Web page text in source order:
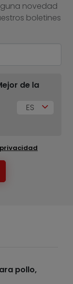
novedad
boletines
de la
ES
pollo,